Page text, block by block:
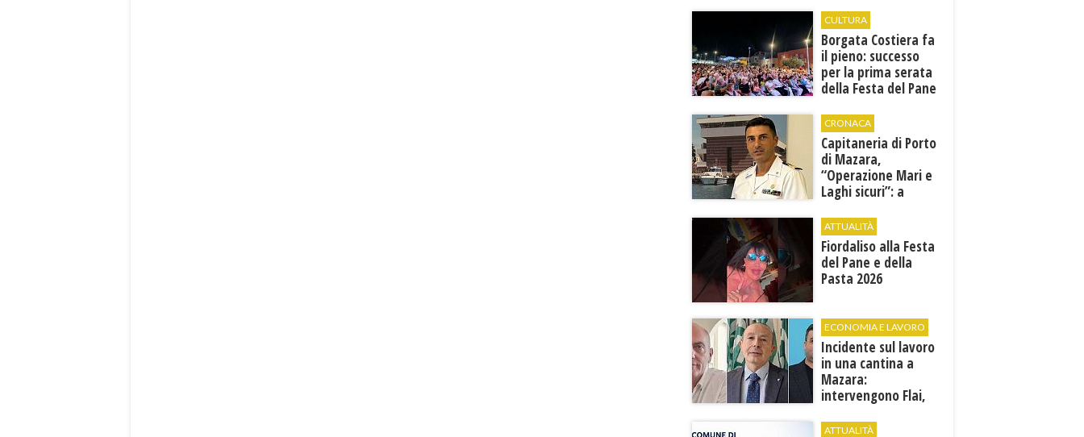
CULTURA
​Borgata Costiera fa
il pieno: successo
per la prima serata
della Festa del Pane
CRONACA
Capitaneria di Porto
di Mazara,
“Operazione Mari e
Laghi sicuri”: a
controlli tra mare e
terra
ATTUALITÀ
Fiordaliso alla Festa
del Pane e della
Pasta 2026
ECONOMIA E LAVORO
Incidente sul lavoro
in una cantina a
Mazara:
intervengono Flai,
ATTUALITÀ